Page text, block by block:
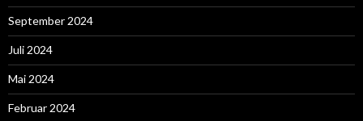
September 2024
Juli 2024
Mai 2024
Februar 2024